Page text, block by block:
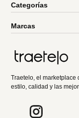
Categorías
Marcas
Traetelo, el marketplace
estilo, calidad y las